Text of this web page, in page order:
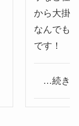
から大掛
なんでも
です！
…続き